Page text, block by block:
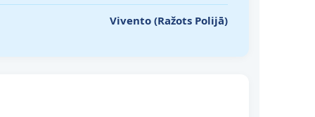
Vivento (Ražots Polijā)